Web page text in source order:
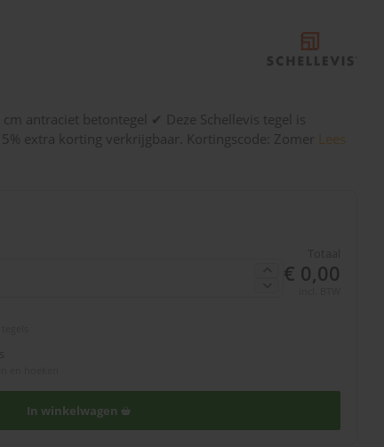
antraciet betontegel ✔ Deze Schellevis tegel is
extra korting verkrijgbaar. Kortingscode: Zomer Lees
€ 0,00
In winkelwagen